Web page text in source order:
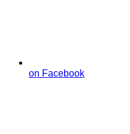
on Facebook